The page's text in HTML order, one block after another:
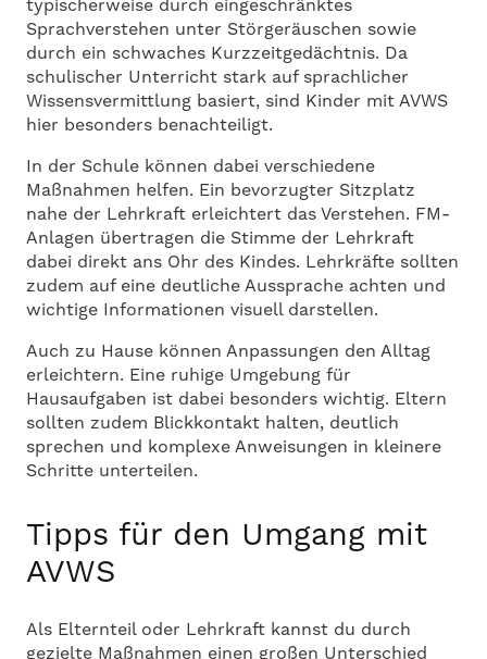
typischerweise durch eingeschränktes
Sprachverstehen unter Störgeräuschen sowie
durch ein schwaches Kurzzeitgedächtnis. Da
schulischer Unterricht stark auf sprachlicher
Wissensvermittlung basiert, sind Kinder mit AVWS
hier besonders benachteiligt.
In der Schule können dabei verschiedene
Maßnahmen helfen. Ein bevorzugter Sitzplatz
nahe der Lehrkraft erleichtert das Verstehen. FM-
Anlagen übertragen die Stimme der Lehrkraft
dabei direkt ans Ohr des Kindes. Lehrkräfte sollten
zudem auf eine deutliche Aussprache achten und
wichtige Informationen visuell darstellen.
Auch zu Hause können Anpassungen den Alltag
erleichtern. Eine ruhige Umgebung für
Hausaufgaben ist dabei besonders wichtig. Eltern
sollten zudem Blickkontakt halten, deutlich
sprechen und komplexe Anweisungen in kleinere
Schritte unterteilen.
Tipps für den Umgang mit
AVWS
Als Elternteil oder Lehrkraft kannst du durch
gezielte Maßnahmen einen großen Unterschied